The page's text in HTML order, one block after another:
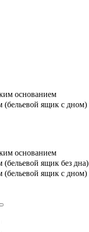
основанием
(бельевой ящик с дном)
основанием
(бельевой ящик без дна)
(бельевой ящик с дном)